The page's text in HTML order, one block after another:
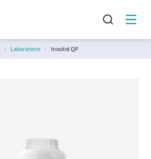
Laboratorio Inositol QP